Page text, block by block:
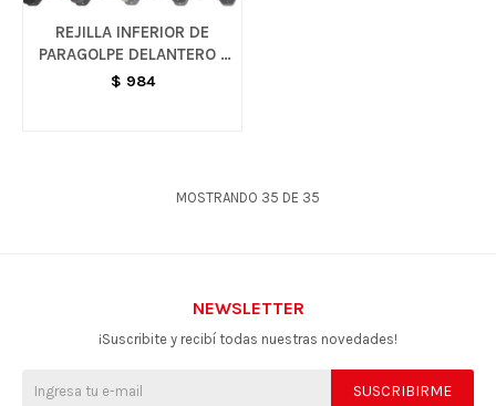
REJILLA INFERIOR DE
PARAGOLPE DELANTERO -
MERIVA
$ 984
MOSTRANDO 35 DE 35
NEWSLETTER
¡Suscribite y recibí todas nuestras novedades!
SUSCRIBIRME